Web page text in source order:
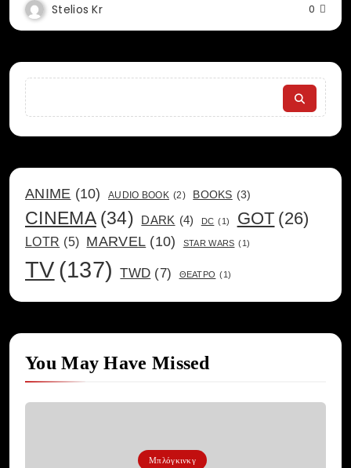
Stelios Kr 0
Search
ANIME (10) AUDIO BOOK (2) BOOKS (3)
CINEMA (34) DARK (4) DC (1) GOT (26)
LOTR (5) MARVEL (10) STAR WARS (1)
TV (137) TWD (7) ΘΕΑΤΡΟ (1)
You May Have Missed
Μπλόγκινκγ